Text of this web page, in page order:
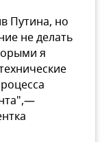
Путина, но
не делать
я